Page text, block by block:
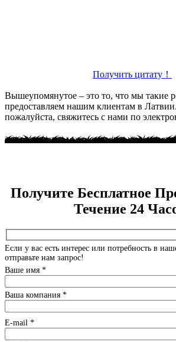
Получить цитату！
Вышеупомянутое – это то, что мы такие
предоставляем нашим клиентам в
пожалуйста, свяжитесь с нами по
Получите Бесплатное
Течение 24
Если у вас есть интерес или потребность в
отправьте нам запрос!
Ваше имя *
Ваша компания *
E-mail *